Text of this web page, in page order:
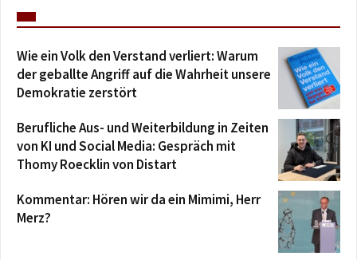
Wie ein Volk den Verstand verliert: Warum
der geballte Angriff auf die Wahrheit unsere
Demokratie zerstört
Berufliche Aus- und Weiterbildung in Zeiten
von KI und Social Media: Gespräch mit
Thomy Roecklin von Distart
Kommentar: Hören wir da ein Mimimi, Herr
Merz?